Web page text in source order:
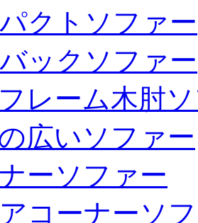
クトソファー
ックソファー
レーム木肘
広いソファー
ーソファー
コーナーソ